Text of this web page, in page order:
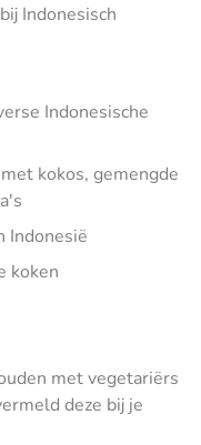
Indonesisch
Indonesische
kokos, gemengde
Indonesië
koken
met vegetariërs
deze bij je